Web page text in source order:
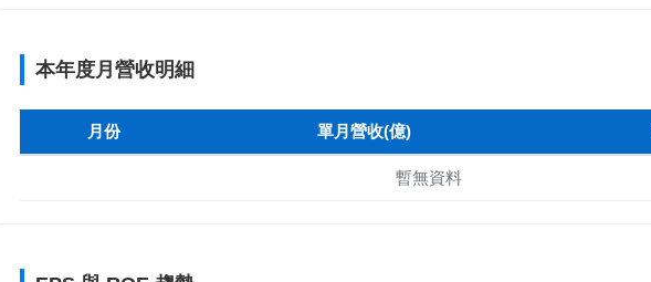
本年度月營收明細
月份 單月營收(億)
暫無資料